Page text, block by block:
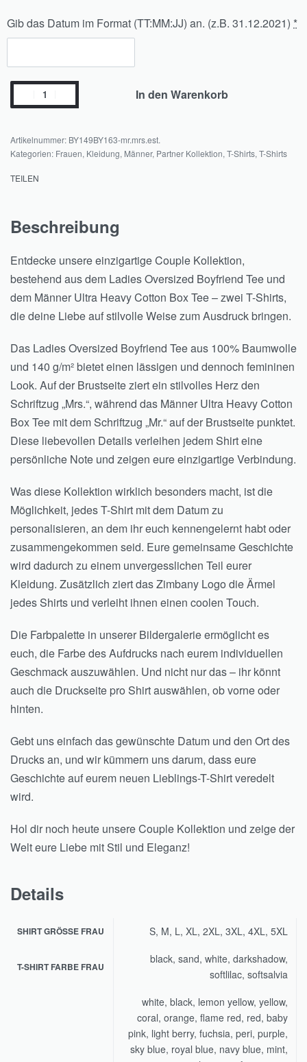
Gib das Datum im Format (TT:MM:JJ) an. (z.B. 31.12.2021) *
In den Warenkorb
BY149BY163-mr.mrs.est.
Kategorien: Frauen, Kleidung, Männer, Partner Kollektion, T-Shirts, T-Shirts
TEILEN
Beschreibung
Entdecke unsere einzigartige Couple Kollektion,
bestehend aus dem Ladies Oversized Boyfriend Tee und
dem Männer Ultra Heavy Cotton Box Tee – zwei T-Shirts,
die deine Liebe auf stilvolle Weise zum Ausdruck bringen.
Das Ladies Oversized Boyfriend Tee aus 100% Baumwolle
und 140 g/m² bietet einen lässigen und dennoch femininen
Look. Auf der Brustseite ziert ein stilvolles Herz den
Schriftzug „Mrs.“, während das Männer Ultra Heavy Cotton
Box Tee mit dem Schriftzug „Mr.“ auf der Brustseite punktet.
Diese liebevollen Details verleihen jedem Shirt eine
persönliche Note und zeigen eure einzigartige Verbindung.
Was diese Kollektion wirklich besonders macht, ist die
Möglichkeit, jedes T-Shirt mit dem Datum zu
personalisieren, an dem ihr euch kennengelernt habt oder
zusammengekommen seid. Eure gemeinsame Geschichte
wird dadurch zu einem unvergesslichen Teil eurer
Kleidung. Zusätzlich ziert das Zimbany Logo die Ärmel
jedes Shirts und verleiht ihnen einen coolen Touch.
Die Farbpalette in unserer Bildergalerie ermöglicht es
euch, die Farbe des Aufdrucks nach eurem individuellen
Geschmack auszuwählen. Und nicht nur das – ihr könnt
auch die Druckseite pro Shirt auswählen, ob vorne oder
hinten.
Gebt uns einfach das gewünschte Datum und den Ort des
Drucks an, und wir kümmern uns darum, dass eure
Geschichte auf eurem neuen Lieblings-T-Shirt veredelt
wird.
Hol dir noch heute unsere Couple Kollektion und zeige der
Welt eure Liebe mit Stil und Eleganz!
Details
SHIRT GRÖSSE FRAU S, M, L, XL, 2XL, 3XL, 4XL, 5XL
T-SHIRT FARBE FRAU
black, sand, white, darkshadow,
softlilac, softsalvia
white, black, lemon yellow, yellow,
coral, orange, flame red, red, baby
pink, light berry, fuchsia, peri, purple,
sky blue, royal blue, navy blue, mint,